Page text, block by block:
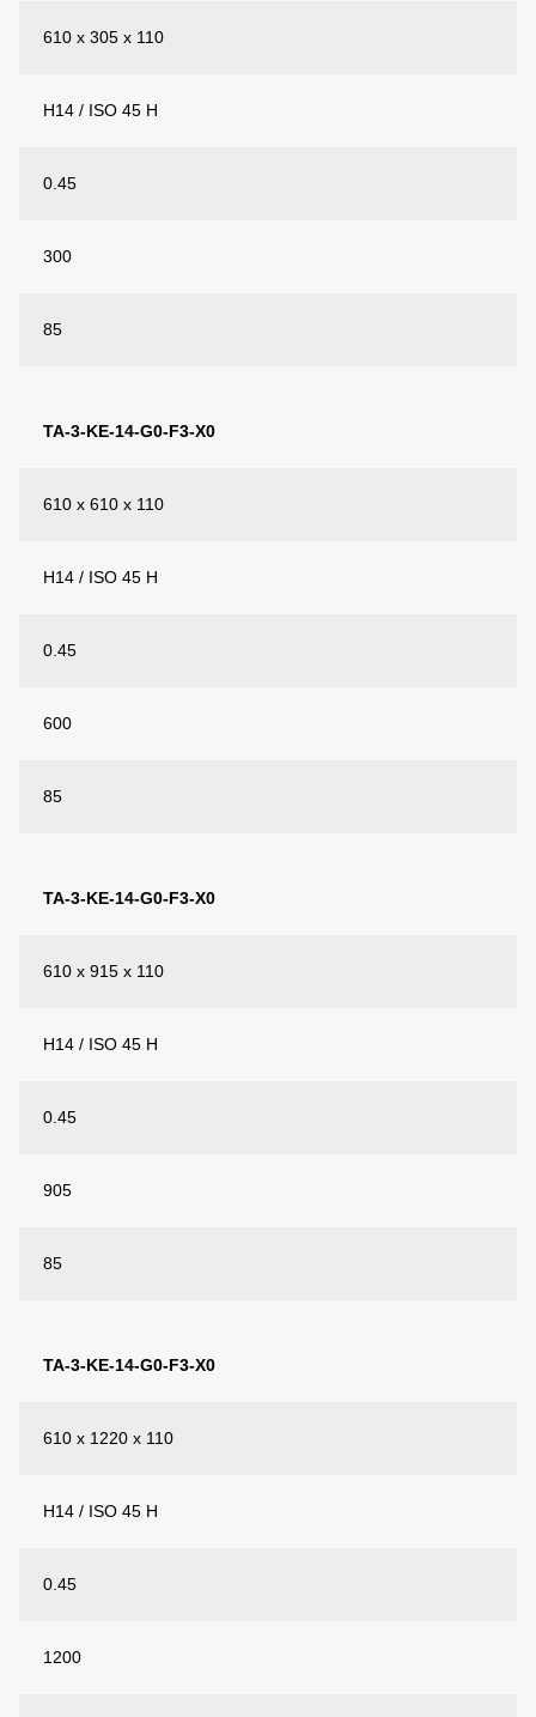
610 x 305 x 110
H14 / ISO 45 H
0.45
300
85
TA-3-KE-14-G0-F3-X0
610 x 610 x 110
H14 / ISO 45 H
0.45
600
85
TA-3-KE-14-G0-F3-X0
610 x 915 x 110
H14 / ISO 45 H
0.45
905
85
TA-3-KE-14-G0-F3-X0
610 x 1220 x 110
H14 / ISO 45 H
0.45
1200